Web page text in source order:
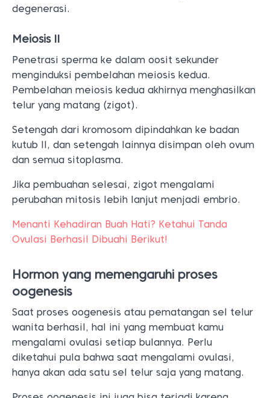
degenerasi.
Meiosis II
Penetrasi sperma ke dalam oosit sekunder
menginduksi pembelahan meiosis kedua.
Pembelahan meiosis kedua akhirnya menghasilkan
telur yang matang (zigot).
Setengah dari kromosom dipindahkan ke badan
kutub II, dan setengah lainnya disimpan oleh ovum
dan semua sitoplasma.
Jika pembuahan selesai, zigot mengalami
perubahan mitosis lebih lanjut menjadi embrio.
Menanti Kehadiran Buah Hati? Ketahui Tanda
Ovulasi Berhasil Dibuahi Berikut!
Hormon yang memengaruhi proses
oogenesis
Saat proses oogenesis atau pematangan sel telur
wanita berhasil, hal ini yang membuat kamu
mengalami ovulasi setiap bulannya. Perlu
diketahui pula bahwa saat mengalami ovulasi,
hanya akan ada satu sel telur saja yang matang.